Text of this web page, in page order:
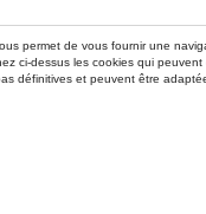
isoleerfles uit de